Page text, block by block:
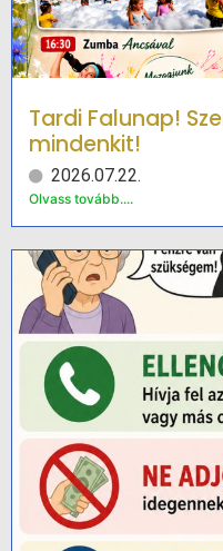
Tardi Falunap!
mindenkit!
2026.07.22.
Olvass tovább....